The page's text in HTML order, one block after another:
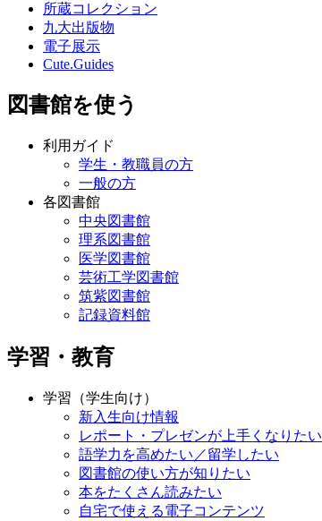
所蔵コレクション
九大出版物
電子展示
Cute.Guides
図書館を使う
利用ガイド
学生・教職員の方
一般の方
各図書館
中央図書館
理系図書館
医学図書館
芸術工学図書館
筑紫図書館
記録資料館
学習・教育
学習（学生向け）
新入生向け情報
レポート・プレゼンが上手くなりたい
語学力を高めたい／留学したい
図書館の使い方が知りたい
本をたくさん読みたい
自宅で使える電子コンテンツ